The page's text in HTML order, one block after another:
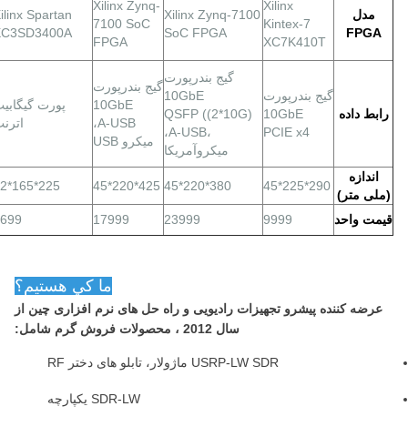
مدل
FPGA
Xilinx
Kintex-7
XC7K410T
Xilinx Zynq-7100
SoC FPGA
Xilinx Zynq-
7100 SoC
FPGA
Spartan
رابط داده
گيج بندر پورت
10GbE
PCIE x4
گيج بندر پورت
10GbE
QSFP ((2*10G)
،A-USB،
ميكروآمريكا
گيج بندر پورت
10GbE
A-USB،
میکرو USB
پورت
اندازه
(ملی متر)
290*225*45
380*220*45
425*220*45
225*165*62
قیمت واحد 9999
23999
17999
ما کي هستيم؟
عرضه کننده پیشرو تجهیزات رادیویی و راه حل های نرم افزاری چین از
سال 2012 ، محصولات فروش گرم شامل:
USRP-LW SDR ماژولار، تابلو های دختر RF
SDR-LW یکپارچه